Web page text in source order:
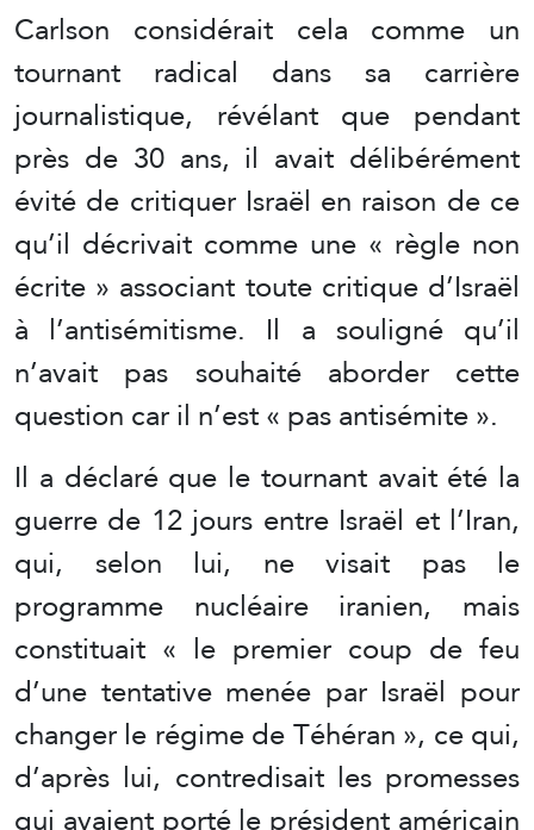
Carlson considérait cela comme un
tournant radical dans sa carrière
journalistique, révélant que pendant
près de 30 ans, il avait délibérément
évité de critiquer Israël en raison de ce
qu’il décrivait comme une « règle non
écrite » associant toute critique d’Israël
à l’antisémitisme. Il a souligné qu’il
n’avait pas souhaité aborder cette
question car il n’est « pas antisémite ».
Il a déclaré que le tournant avait été la
guerre de 12 jours entre Israël et l’Iran,
qui, selon lui, ne visait pas le
programme nucléaire iranien, mais
constituait « le premier coup de feu
d’une tentative menée par Israël pour
changer le régime de Téhéran », ce qui,
d’après lui, contredisait les promesses